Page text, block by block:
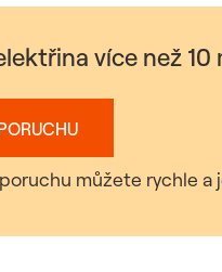
více než
můžete rychle